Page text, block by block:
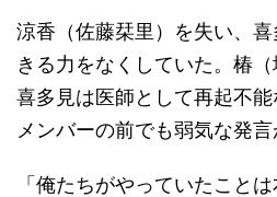
涼香（佐藤栞里）を失い、
きる力をなくしていた。椿（
喜多見は医師として再起不
メンバーの前でも弱気な発言
「俺たちがやっていたこと